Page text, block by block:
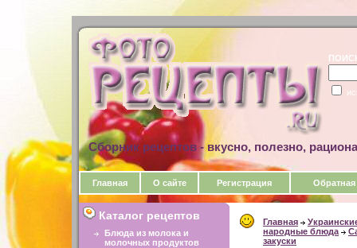
Сборник рецептов - вкусно, полезно,
Главная О сайте Регистрация Обратная
Каталог рецептов
Блюда из молока и
молочных продуктов
Главная
народные блюда
закуски